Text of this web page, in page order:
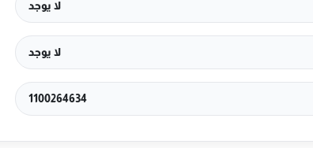
لا يوجد
لا يوجد
1100264634